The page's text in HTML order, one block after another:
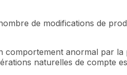
de modifications de
anormal par
naturelles de compte